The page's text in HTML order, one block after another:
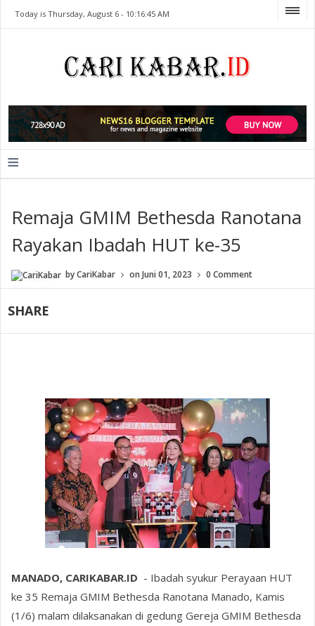
Today is Thursday, August 6 - 10:16:45 AM
≡
Remaja GMIM Bethesda Ranotana
Rayakan Ibadah HUT ke-35
byCariKabar onJuni 01, 2023 0 Comment
SHARE
MANADO, CARIKABAR.ID - Ibadah syukur Perayaan HUT
ke 35 Remaja GMIM Bethesda Ranotana Manado, Kamis
(1/6) malam dilaksanakan di gedung Gereja GMIM Bethesda